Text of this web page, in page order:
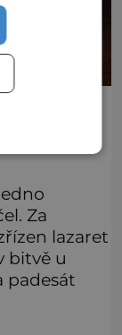
Za
lazaret
bitvě u
padesát